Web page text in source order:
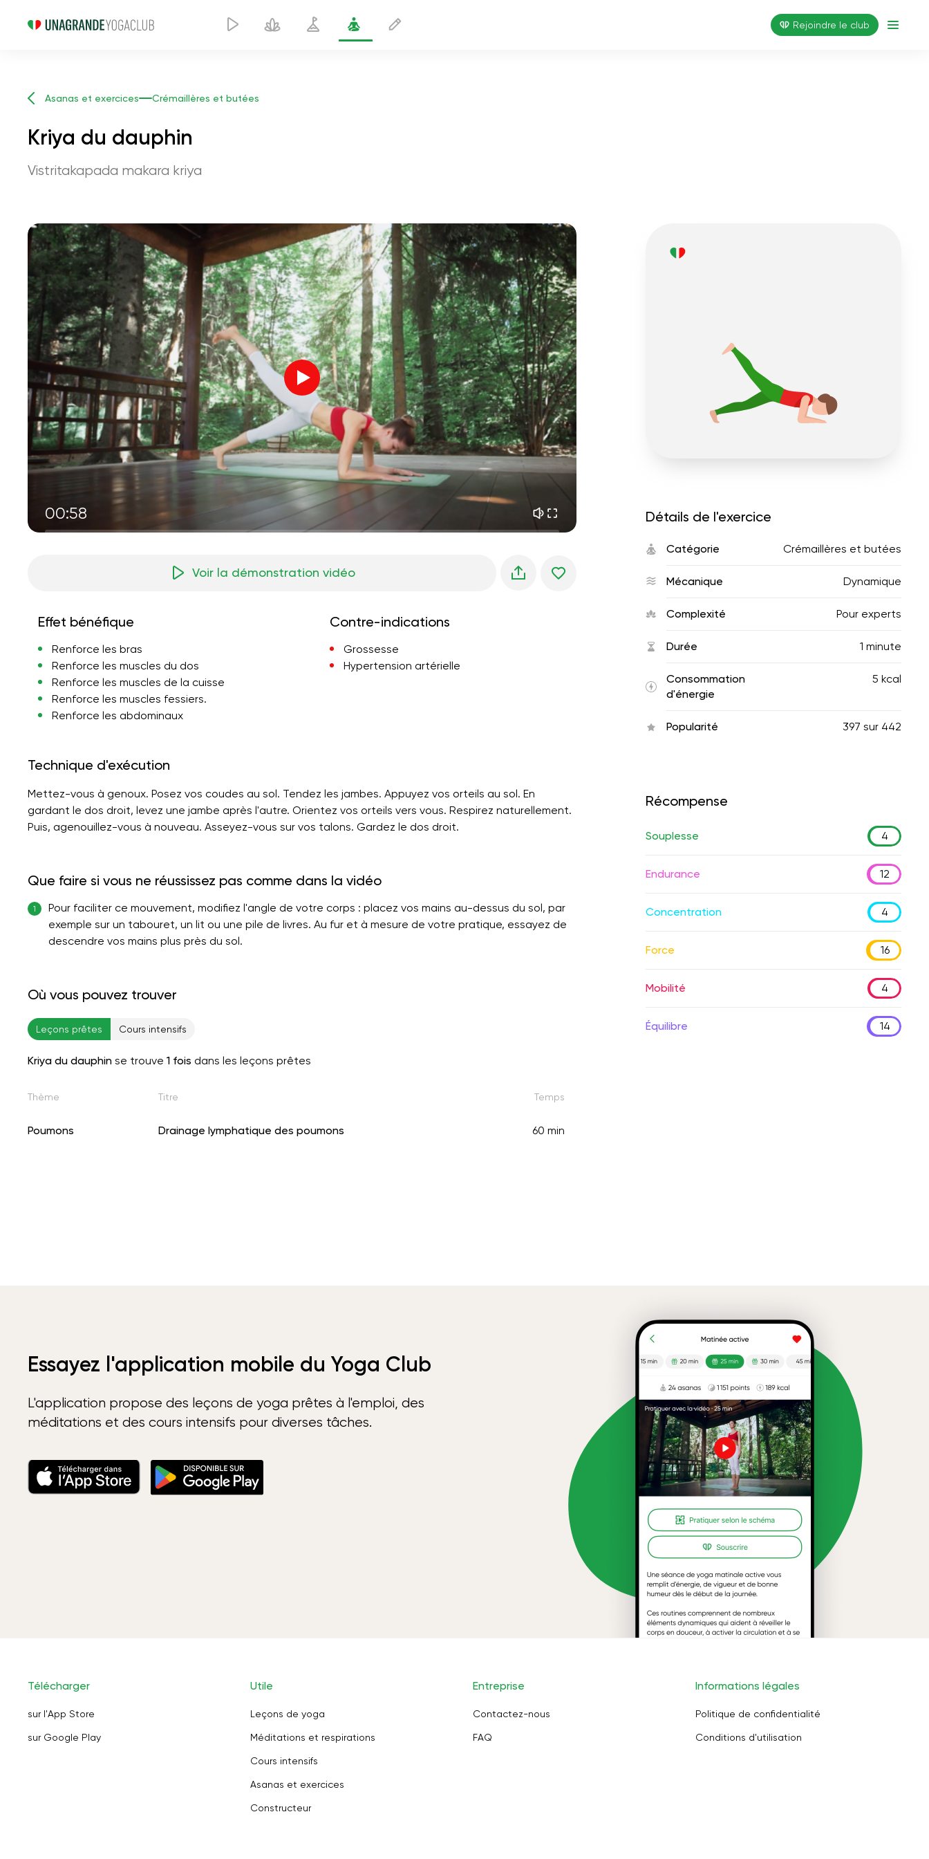
Rejoindre le club
Asanas et exercices Crémaillères et butées
Kriya du dauphin
Vistritakapada makara kriya
00:58
Voix de l'instructeur
le vol de l'âme 01:44
paix intérieure 01:27
rêves du matin 01:34
fraîcheur de la forêt 05:00
pluie d'été 02:00
silence des montagnes 02:00
brise de mer 02:00
la voix du vent 02:00
forêt de printemps
Voir la démonstration vidéo
Effet bénéfique
Renforce les bras
Renforce les muscles du dos
Renforce les muscles de la cuisse
Renforce les muscles fessiers.
Renforce les abdominaux
Contre-indications
Grossesse
Hypertension artérielle
Technique d'exécution
Mettez-vous à genoux. Posez vos coudes au sol. Tendez les jambes. Appuyez vos orteils au sol. En
gardant le dos droit, levez une jambe après l'autre. Orientez vos orteils vers vous. Respirez naturellement.
Puis, agenouillez-vous à nouveau. Asseyez-vous sur vos talons. Gardez le dos droit.
Que faire si vous ne réussissez pas comme dans la vidéo
1
Pour faciliter ce mouvement, modifiez l'angle de votre corps : placez vos mains au-dessus du sol, par
exemple sur un tabouret, un lit ou une pile de livres. Au fur et à mesure de votre pratique, essayez de
descendre vos mains plus près du sol.
Où vous pouvez trouver
Leçons prêtes Cours intensifs
Kriya du dauphin se trouve 1 fois dans les leçons prêtes
Thème Titre Temps
Poumons Drainage lymphatique des poumons 60 min
Détails de l'exercice
Catégorie Crémaillères et butées
Mécanique Dynamique
Complexité Pour experts
Durée 1 minute
Consommation
d'énergie
5 kcal
Popularité 397 sur 442
Récompense
Souplesse 4
Endurance 12
Concentration 4
Force 16
Mobilité 4
Équilibre 14
Essayez l'application mobile du Yoga Club
L'application propose des leçons de yoga prêtes à l'emploi, des
méditations et des cours intensifs pour diverses tâches.
Télécharger
sur l'App Store
sur Google Play
Utile
Leçons de yoga
Méditations et respirations
Cours intensifs
Asanas et exercices
Constructeur
Entreprise
Contactez-nous
FAQ
Informations légales
Politique de confidentialité
Conditions d'utilisation